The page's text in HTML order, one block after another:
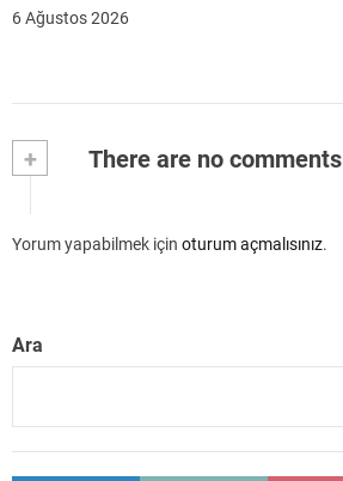
6 Ağustos 2026
+ There are no comments
Yorum yapabilmek için oturum açmalısınız.
Ara